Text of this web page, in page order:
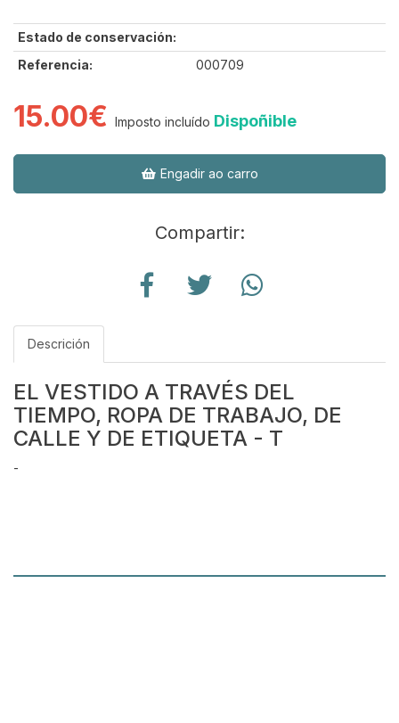
Estado de conservación:
Referencia:
000709
15.00€ Imposto incluído Dispoñible
Engadir ao carro
Compartir:
Descrición
EL VESTIDO A TRAVÉS DEL
TIEMPO, ROPA DE TRABAJO, DE
CALLE Y DE ETIQUETA - T
-